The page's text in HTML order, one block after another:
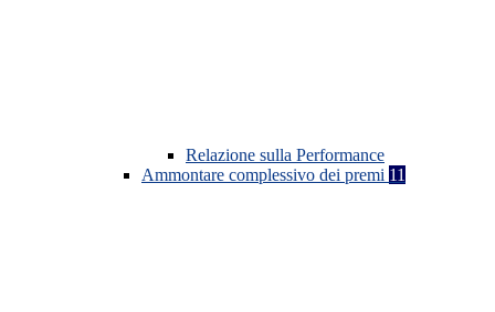
Relazione sulla Performance
Ammontare complessivo dei premi 11